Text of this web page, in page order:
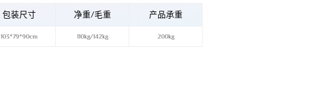
包装尺寸 净重/毛重 产品承重
103*79*90cm 110kg/142kg 200kg